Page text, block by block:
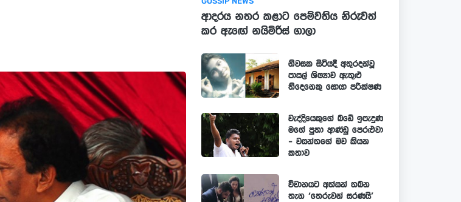
ආදරය නතර කළාට පෙම්වතිය නිරුවත්
කර ඇඟේ නයිමිරිස් ගාලා
නිවසක සිටියදී අතුරදන්වූ
පාසල් ශිෂ්‍යාව ඇතුළු
තිදෙනෙකු සොයා පරික්ෂණ
වැද්දියෙකුගේ බඩේ ඉපැදුණ
මගේ පුතා ආණ්ඩු පෙරළුවා
- වසන්තගේ මව කියන
කතාව
විවාහයට අත්සන් තබන
තැන ‘තෙරුවන් සරණයි’